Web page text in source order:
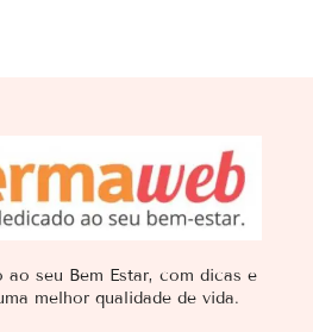
ao seu Bem Estar, com dicas e
melhor qualidade de vida.